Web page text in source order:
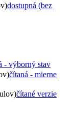
dostupná (bez
- výborný stav
čítaná - mierne
čítané verzie